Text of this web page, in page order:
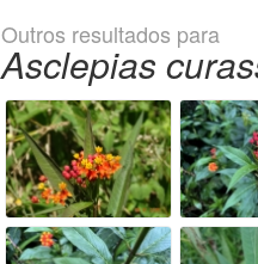
Outros resultados para
Asclepias